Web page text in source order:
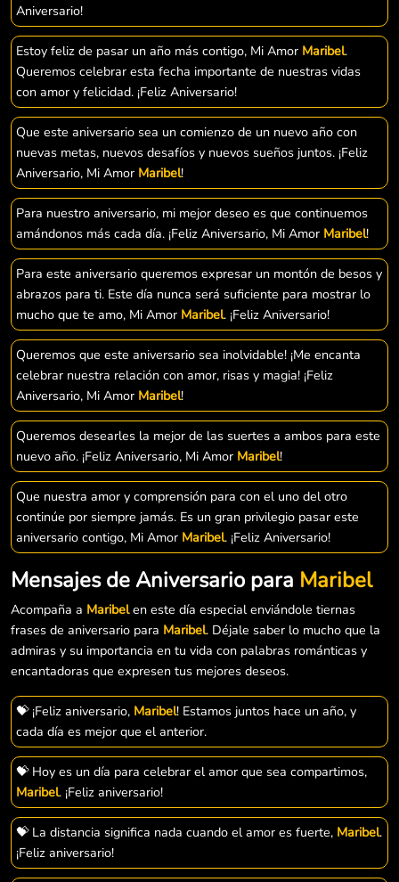
Aniversario!
Estoy feliz de pasar un año más contigo, Mi Amor Maribel.
Queremos celebrar esta fecha importante de nuestras vidas
con amor y felicidad. ¡Feliz Aniversario!
Que este aniversario sea un comienzo de un nuevo año con
nuevas metas, nuevos desafíos y nuevos sueños juntos. ¡Feliz
Aniversario, Mi Amor Maribel!
Para nuestro aniversario, mi mejor deseo es que continuemos
amándonos más cada día. ¡Feliz Aniversario, Mi Amor Maribel!
Para este aniversario queremos expresar un montón de besos y
abrazos para ti. Este día nunca será suficiente para mostrar lo
mucho que te amo, Mi Amor Maribel. ¡Feliz Aniversario!
Queremos que este aniversario sea inolvidable! ¡Me encanta
celebrar nuestra relación con amor, risas y magia! ¡Feliz
Aniversario, Mi Amor Maribel!
Queremos desearles la mejor de las suertes a ambos para este
nuevo año. ¡Feliz Aniversario, Mi Amor Maribel!
Que nuestra amor y comprensión para con el uno del otro
continúe por siempre jamás. Es un gran privilegio pasar este
aniversario contigo, Mi Amor Maribel. ¡Feliz Aniversario!
Mensajes de Aniversario para Maribel
Acompaña a Maribelen este día especial enviándole tiernas
frases de aniversario para Maribel. Déjale saber lo mucho que la
admiras y su importancia en tu vida con palabras románticas y
encantadoras que expresen tus mejores deseos.
💝 ¡Feliz aniversario, Maribel! Estamos juntos hace un año, y
cada día es mejor que el anterior.
💝 Hoy es un día para celebrar el amor que sea compartimos,
Maribel. ¡Feliz aniversario!
💝 La distancia significa nada cuando el amor es fuerte, Maribel.
¡Feliz aniversario!